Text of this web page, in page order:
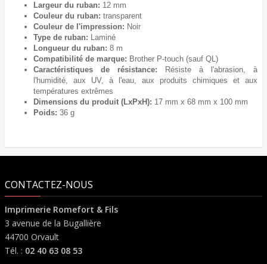
Largeur du ruban: 12 mm
Couleur du ruban: transparent
Couleur de l'impression: Noir
Type de ruban: Laminé
Longueur du ruban: 8 m
Compatibilité de marque: Brother P-touch (sauf QL)
Caractéristiques de résistance: Résiste à l'abrasion, à
l'humidité, aux UV, à l'eau, aux produits chimiques et aux
températures extrêmes
Dimensions du produit (LxPxH): 17 mm x 68 mm x 100 mm
Poids: 36 g
CONTACTEZ-NOUS
Imprimerie Romefort & Fils
3 avenue de la Bugallière
44700 Orvault
Tél. : 02 40 63 08 53